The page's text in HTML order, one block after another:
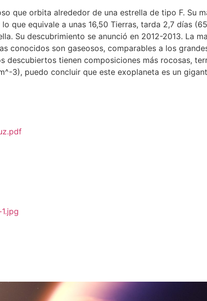
que orbita alrededor de una estrella de tipo F. Su
lo que equivale a unas 16,50 Tierras, tarda 2,7 días
Su descubrimiento se anunció en 2012-2013. La
conocidos son gaseosos, comparables a los
descubiertos tienen composiciones más rocosas,
3), puedo concluir que este exoplaneta es un